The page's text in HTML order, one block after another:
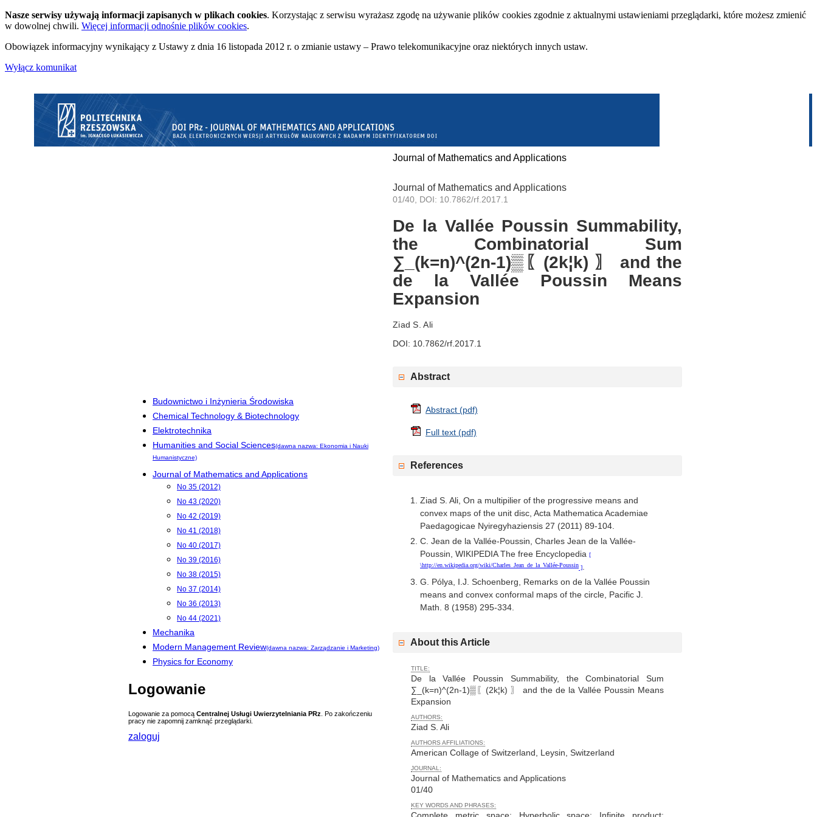
Nasze serwisy używają informacji zapisanych w plikach cookies. Korzystając z serwisu wyrażasz zgodę na używanie plików cookies zgodnie z aktualnymi ustawieniami przeglądarki, które możesz zmienić
w dowolnej chwili. Więcej informacji odnośnie plików cookies.
Obowiązek informacyjny wynikający z Ustawy z dnia 16 listopada 2012 r. o zmianie ustawy – Prawo telekomunikacyjne oraz niektórych innych ustaw.
Wyłącz komunikat
Budownictwo i Inżynieria Środowiska
Chemical Technology & Biotechnology
Elektrotechnika
Humanities and Social Sciences(dawna nazwa: Ekonomia i Nauki
Humanistyczne)
Journal of Mathematics and Applications
No 35 (2012)
No 43 (2020)
No 42 (2019)
No 41 (2018)
No 40 (2017)
No 39 (2016)
No 38 (2015)
No 37 (2014)
No 36 (2013)
No 44 (2021)
Mechanika
Modern Management Review(dawna nazwa: Zarządzanie i Marketing)
Physics for Economy
Logowanie
Logowanie za pomocą Centralnej Usługi Uwierzytelniania PRz . Po zakończeniu
pracy nie zapomnij zamknąć przeglądarki.
zaloguj
Journal of Mathematics and Applications
Journal of Mathematics and Applications
01/40, DOI: 10.7862/rf.2017.1
De la Vallée Poussin Summability,
the Combinatorial Sum
∑_(k=n)^(2n-1)▒〖(2k¦k) 〗 and the
de la Vallée Poussin Means
Expansion
Ziad S. Ali
DOI: 10.7862/rf.2017.1
Abstract
Abstract (pdf)
Full text (pdf)
References
Ziad S. Ali, On a multipilier of the progressive means and
convex maps of the unit disc, Acta Mathematica Academiae
Paedagogicae Nyiregyhaziensis 27 (2011) 89-104.
C. Jean de la Vallée-Poussin, Charles Jean de la Vallée-
Poussin, WIKIPEDIA The free Encyclopedia
\http://en.wikipedia.org/wiki/Charles_Jean_de_la_Vallée-Poussin
G. Pólya, I.J. Schoenberg, Remarks on de la Vallée Poussin
means and convex conformal maps of the circle, Pacific J.
Math. 8 (1958) 295-334.
About this Article
TITLE:
De la Vallée Poussin Summability, the Combinatorial Sum
∑_(k=n)^(2n-1)▒〖(2k¦k) 〗 and the de la Vallée Poussin Means
Expansion
AUTHORS:
Ziad S. Ali
AUTHORS AFFILIATIONS:
American Collage of Switzerland, Leysin, Switzerland
JOURNAL:
Journal of Mathematics and Applications
01/40
KEY WORDS AND PHRASES:
Complete metric space; Hyperbolic space; Infinite product;